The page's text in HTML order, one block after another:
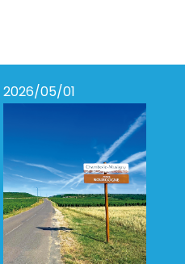
2026/05/01